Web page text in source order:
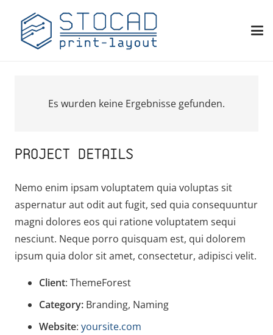
Es wurden keine Ergebnisse gefunden.
PROJECT DETAILS
Nemo enim ipsam voluptatem quia voluptas sit
aspernatur aut odit aut fugit, sed quia consequuntur
magni dolores eos qui ratione voluptatem sequi
nesciunt. Neque porro quisquam est, qui dolorem
ipsum quia dolor sit amet, consectetur, adipisci velit.
Client: ThemeForest
Category: Branding, Naming
Website: yoursite.com